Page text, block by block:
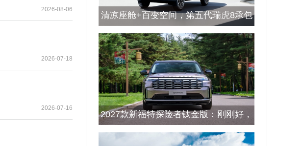
2026-08-06
2026-07-18
2026-07-16
清凉座舱+百变空间，第五代瑞虎8承包
夏日全家出行幸福感
2027款新福特探险者钛金版：刚刚好，
就是最好的答案